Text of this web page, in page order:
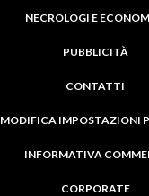
NECROLOGI E
PUBBLICITÀ
CONTATTI
MODIFICA IMPOSTAZIONI
INFORMATIVA
CORPORATE